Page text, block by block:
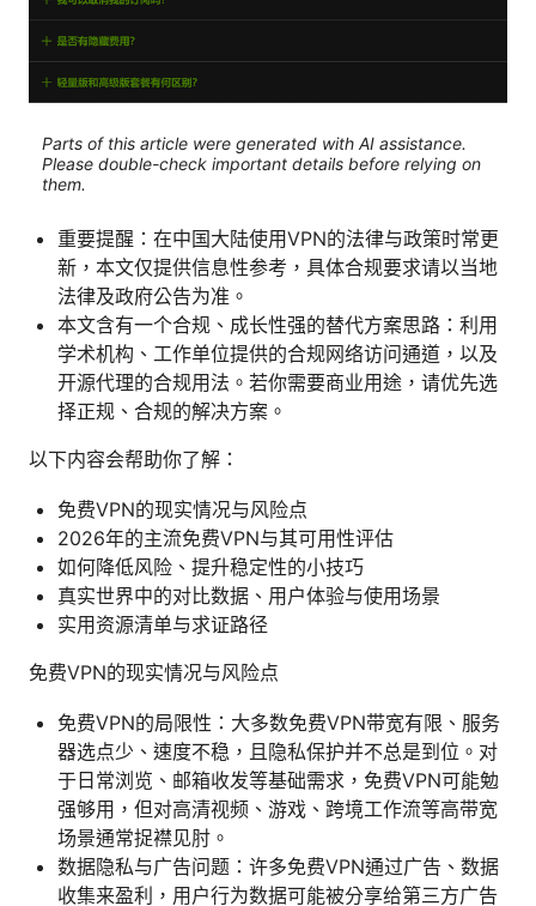
Parts of this article were generated with AI assistance.
Please double-check important details before relying on
them.
重要提醒：在中国大陆使用VPN的法律与政策时常更
新，本文仅提供信息性参考，具体合规要求请以当地
法律及政府公告为准。
本文含有一个合规、成长性强的替代方案思路：利用
学术机构、工作单位提供的合规网络访问通道，以及
开源代理的合规用法。若你需要商业用途，请优先选
择正规、合规的解决方案。
以下内容会帮助你了解：
免费VPN的现实情况与风险点
2026年的主流免费VPN与其可用性评估
如何降低风险、提升稳定性的小技巧
真实世界中的对比数据、用户体验与使用场景
实用资源清单与求证路径
免费VPN的现实情况与风险点
免费VPN的局限性：大多数免费VPN带宽有限、服务
器选点少、速度不稳，且隐私保护并不总是到位。对
于日常浏览、邮箱收发等基础需求，免费VPN可能勉
强够用，但对高清视频、游戏、跨境工作流等高带宽
场景通常捉襟见肘。
数据隐私与广告问题：许多免费VPN通过广告、数据
收集来盈利，用户行为数据可能被分享给第三方广告